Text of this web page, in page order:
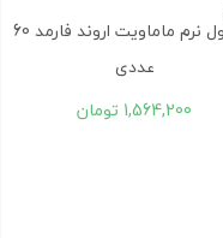
کپسول نرم ماماویت اروند فارمد 60
عددی
1,564,200 تومان